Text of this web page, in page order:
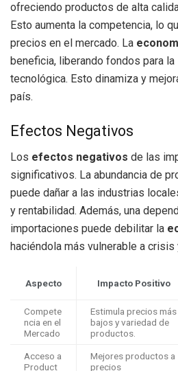
ofreciendo productos de alta
Esto aumenta la competencia, lo
precios en el mercado. La
beneficia, liberando fondos para la
tecnológica. Esto dinamiza y
país.
Efectos Negativos
Los efectos negativos de las
significativos. La abundancia de
puede dañar a las industrias
y rentabilidad. Además, una
importaciones puede debilitar la
haciéndola más vulnerable a
Aspecto Impacto Positivo
Compete
ncia en el
Mercado
Estimula precios más
bajos y variedad de
productos.
Acceso a
Product
Mejores productos a
precios